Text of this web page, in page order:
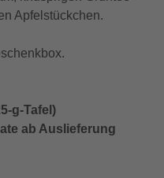
Apfelstückchen.
g-Tafel)
ab Auslieferung